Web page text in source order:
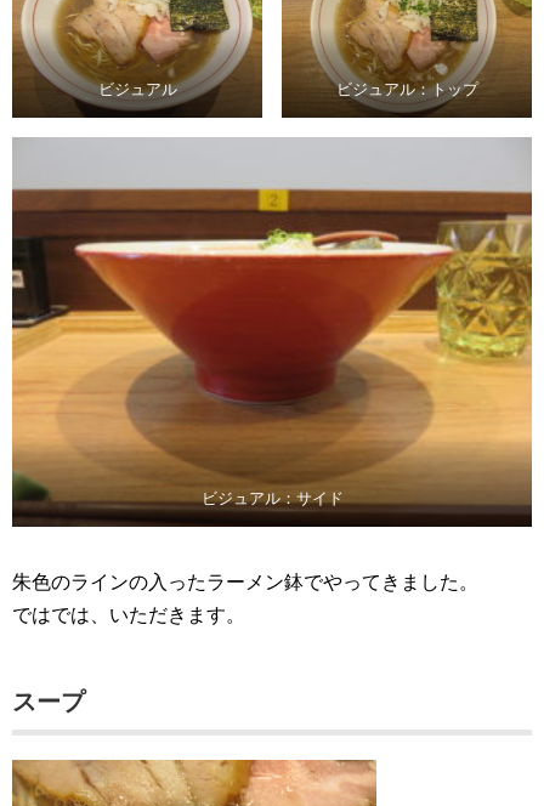
ビジュアル ビジュアル：トップ
ビジュアル：サイド
朱色のラインの入ったラーメン鉢でやってきました。
ではでは、いただきます。
スープ